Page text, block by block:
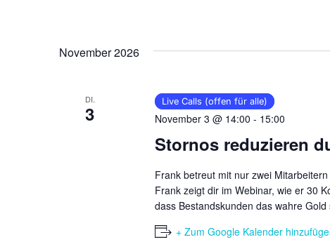
November 2026
DI.
3
Stornos reduzieren
Live Calls (offen für alle)
November 3 @ 14:00 - 15:00
Frank betreut mit nur zwei
Frank zeigt dir im Webinar, wie er 30
dass Bestandskunden das wahre
+ Zum Google Kalender